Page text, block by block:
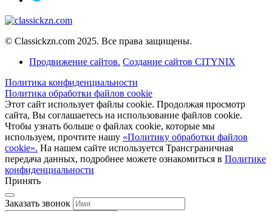
© Classickzn.com 2025. Все права защищены.
Продвижение сайтов. Создание сайтов CITYNIX
Политика конфиденциальности
Политика обработки файлов cookie
Этот сайт использует файлы cookie. Продолжая просмотр
сайта, Вы соглашаетесь на использование файлов cookie.
Чтобы узнать больше о файлах cookie, которые мы
используем, прочтите нашу «Политику обработки файлов
cookie». На нашем сайте используется Трансграничная
передача данных, подробнее можете ознакомиться в Политике
конфиденциальности
Принять
Заказать звонок